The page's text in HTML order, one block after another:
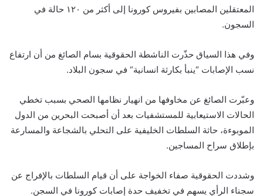
المعتقلين المصابين بفيروس كورونا إلى أكثر من ١٢٠ حالة في
السجون.
وفي هذا السياق حذّرت الناشطة الحقوقية بسام الصائغ من أن ارتفاع
نسب الإصابات “ينبأ بكارثة انسانية“ في سجون البلاد.
وعبّرت الصائغ عن مخاوفها من انهيار نظامها الصحي بسبب تخطي
الحالات الاستيعابية للمستشفيات بعد أن أصبحت البحرين من الدول
الموبوءة، حاثة السلطات الخليفية على التحلي بالشجاعة والمسارعة
بإطلاق سراح المساجين.
وشددت الحقوقية صفاء الخواجة على أن قيام السلطات بالإفراج عن
سجناء الرأي يسهم في تخفيف حدة إصابات كورونا في السجن.